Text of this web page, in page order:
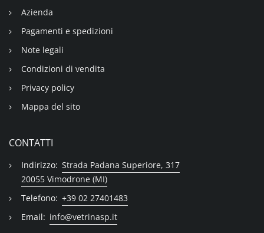
Azienda
Pagamenti e spedizioni
Note legali
Condizioni di vendita
Privacy policy
Mappa del sito
CONTATTI
Indirizzo: Strada Padana Superiore, 317
20055 Vimodrone (MI)
Telefono: +39 02 27401483
Email: info@vetrinasp.it